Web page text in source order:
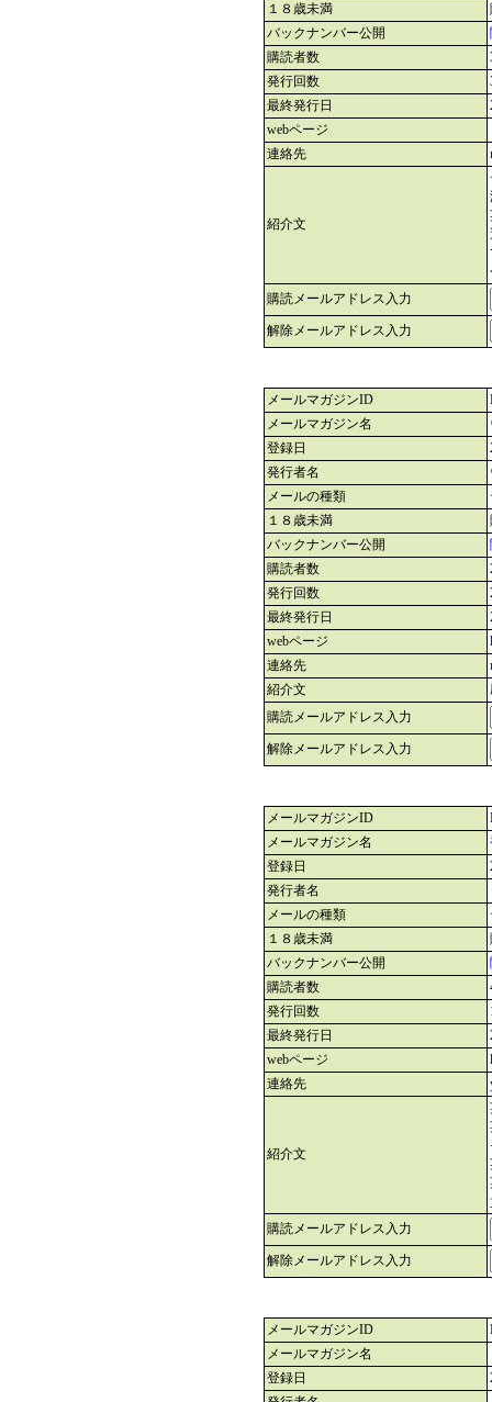
１８歳未満
バックナンバー公開
購読者数
発行回数
最終発行日
webページ
連絡先
紹介文
購読メールアドレス入力
解除メールアドレス入力
メールマガジンID
メールマガジン名
登録日
発行者名
メールの種類
１８歳未満
バックナンバー公開
購読者数
発行回数
最終発行日
webページ
連絡先
紹介文
購読メールアドレス入力
解除メールアドレス入力
メールマガジンID
メールマガジン名
登録日
発行者名
メールの種類
１８歳未満
バックナンバー公開
購読者数
発行回数
最終発行日
webページ
連絡先
紹介文
購読メールアドレス入力
解除メールアドレス入力
メールマガジンID
メールマガジン名
登録日